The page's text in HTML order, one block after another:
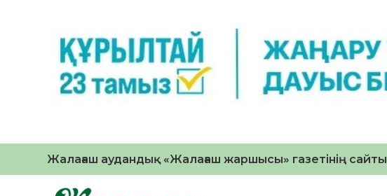
Жалағаш аудандық «Жалағаш жаршысы» газетінің сайты